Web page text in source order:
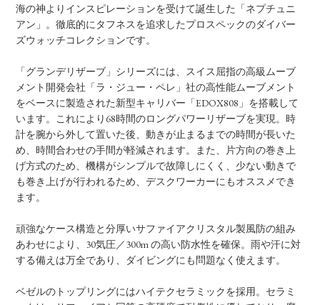
海の神よりインスピレーションを受けて誕生した「ネプチュニ
アン」。徹底的にタフネスを追求したプロスペックのダイバー
ズウォッチコレクションです。
「グランデリザーブ」シリーズには、スイス屈指の高級ムーブ
メント開発会社「ラ・ジュー・ペレ」社の高性能ムーブメント
をベースに製造された新型キャリバー「EDOX808」を搭載して
います。これにより68時間のロングパワーリザーブを実現。時
計を腕から外して置いた後、動きが止まるまでの時間が長いた
め、時間合わせの手間が軽減されます。また、片方向の巻き上
げ方式のため、機構がシンプルで故障しにくく、少ない動きで
も巻き上げが行われるため、デスクワーカーにもオススメでき
ます。
頑強なケース構造と分厚いサファイアクリスタル製風防の組み
あわせにより、30気圧／300m の高い防水性を確保。雨や汗に対
する備えは万全であり、ダイビングにも問題なく使えます。
ベゼルのトップリングにはハイテクセラミックを採用。セラミ